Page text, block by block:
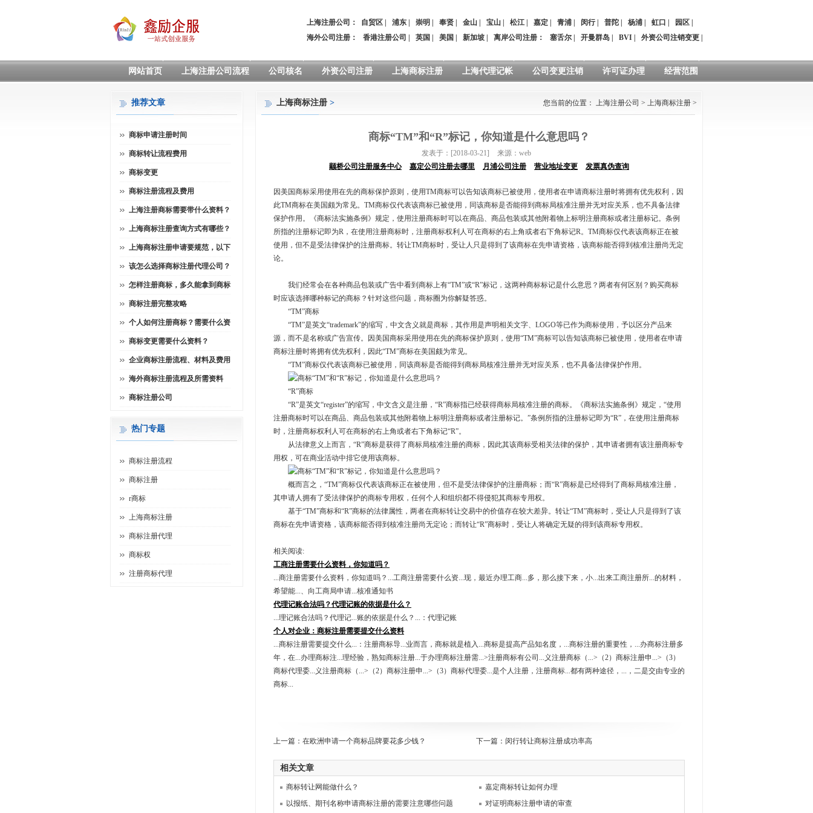
上海注册公司： 自贸区 浦东 崇明 奉贤 金山 宝山 松江 嘉定 青浦 闵行| 普陀 杨浦 虹口 园区
海外公司注册：
香港注册公司 英国 美国 新加坡 离岸公司注册 ： 塞舌尔 开曼群岛 BVI 外资公司注销变更
网站首页 上海注册公司流程 公司核名 外资公司注册 上海商标注册 上海代理记帐 公司变更注销 许可证办理 经营范围
上海商标注册 > 您当前的位置： 上海注册公司 > 上海商标注册 >
商标“TM”和“R”标记，你知道是什么意思吗？
发表于：[2018-03-21]
来源：web
颛桥公司注册服务中心
嘉定公司注册去哪里 月浦公司注册 营业地址变更 发票真伪查询
因美国商标采用使用在先的商标保护原则，使用TM商标可以告知该商标已被使用，使用者在申请商标注册时将拥有优先权利，因
此TM商标在美国颇为常见。TM商标仅代表该商标已被使用，同该商标是否能得到商标局核准注册并无对应关系，也不具备法律
保护作用。《商标法实施条例》规定，使用注册商标时可以在商品、商品包装或其他附着物上标明注册商标或者注册标记。条例
所指的注册标记即为R，在使用注册商标时，注册商标权利人可在商标的右上角或者右下角标记R。TM商标仅代表该商标正在被
使用，但不是受法律保护的注册商标。转让TM商标时，受让人只是得到了该商标在先申请资格，该商标能否得到核准注册尚无定
论。
我们经常会在各种商品包装或广告中看到商标上有“TM”或“R”标记，这两种商标标记是什么意思？两者有何区别？购买商标
时应该选择哪种标记的商标？针对这些问题，商标圈为你解疑答惑。
“TM”商标
“TM”是英文“trademark”的缩写，中文含义就是商标，其作用是声明相关文字、LOGO等已作为商标使用，予以区分产品来
源，而不是名称或广告宣传。因美国商标采用使用在先的商标保护原则，使用“TM”商标可以告知该商标已被使用，使用者在申请
商标注册时将拥有优先权利，因此“TM”商标在美国颇为常见。
“TM”商标仅代表该商标已被使用，同该商标是否能得到商标局核准注册并无对应关系，也不具备法律保护作用。
“R”商标
“R”是英文“register”的缩写，中文含义是注册，“R”商标指已经获得商标局核准注册的商标。《商标法实施条例》规定，“使用
注册商标时可以在商品、商品包装或其他附着物上标明注册商标或者注册标记。”条例所指的注册标记即为“R”，在使用注册商标
时，注册商标权利人可在商标的右上角或者右下角标记“R”。
从法律意义上而言，“R”商标是获得了商标局核准注册的商标，因此其该商标受相关法律的保护，其申请者拥有该注册商标专
用权，可在商业活动中排它使用该商标。
概而言之，“TM”商标仅代表该商标正在被使用，但不是受法律保护的注册商标；而“R”商标是已经得到了商标局核准注册，
其申请人拥有了受法律保护的商标专用权，任何个人和组织都不得侵犯其商标专用权。
基于“TM”商标和“R”商标的法律属性，两者在商标转让交易中的价值存在较大差异。转让“TM”商标时，受让人只是得到了该
商标在先申请资格，该商标能否得到核准注册尚无定论；而转让“R”商标时，受让人将确定无疑的得到该商标专用权。
相关阅读:
工商注册需要什么资料，你知道吗？
...商注册需要什么资料，你知道吗？...工商注册需要什么资...现，最近办理工商...多，那么接下来，小...出来工商注册所...的材料，
希望能...、向工商局申请...核准通知书
代理记账合法吗？代理记账的依据是什么？
...理记账合法吗？代理记...账的依据是什么？...：代理记账
个人对企业：商标注册需要提交什么资料
...商标注册需要提交什么...：注册商标导...业而言，商标就是植入...商标是提高产品知名度，...商标注册的重要性，...办商标注册多
年，在...办理商标注...理经验，熟知商标注册...于办理商标注册需...>注册商标有公司...义注册商标（...>（2）商标注册申...>（3）
商标代理委...义注册商标（...>（2）商标注册申...>（3）商标代理委...是个人注册，注册商标...都有两种途径，...，二是交由专业的
商标...
上一篇： 在欧洲申请一个商标品牌要花多少钱？ 下一篇： 闵行转让商标注册成功率高
相关文章
商标转让网能做什么？
嘉定商标转让如何办理
以报纸、期刊名称申请商标注册的需要注意哪些问题
对证明商标注册申请的审查
推荐文章
商标申请注册时间
商标转让流程费用
商标变更
商标注册流程及费用
上海注册商标需要带什么资料？
上海商标注册查询方式有哪些？
上海商标注册申请要规范，以下
该怎么选择商标注册代理公司？
怎样注册商标，多久能拿到商标
商标注册完整攻略
个人如何注册商标？需要什么资
商标变更需要什么资料？
企业商标注册流程、材料及费用
海外商标注册流程及所需资料
商标注册公司
热门专题
商标注册流程
商标注册
r商标
上海商标注册
商标注册代理
商标权
注册商标代理